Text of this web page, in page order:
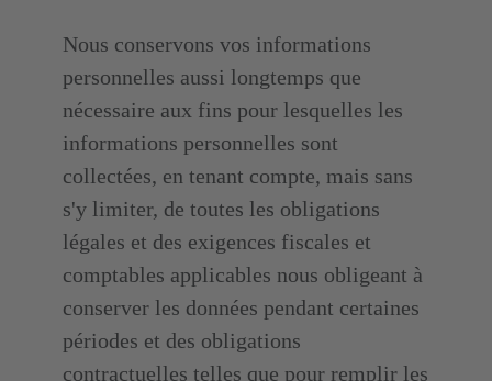
Nous conservons vos informations
personnelles aussi longtemps que
nécessaire aux fins pour lesquelles les
informations personnelles sont
collectées, en tenant compte, mais sans
s'y limiter, de toutes les obligations
légales et des exigences fiscales et
comptables applicables nous obligeant à
conserver les données pendant certaines
périodes et des obligations
contractuelles telles que pour remplir les